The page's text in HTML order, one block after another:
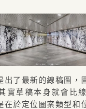
出了最新的線稿圖，
實草稿本身就會比
在於定位圖案類型和